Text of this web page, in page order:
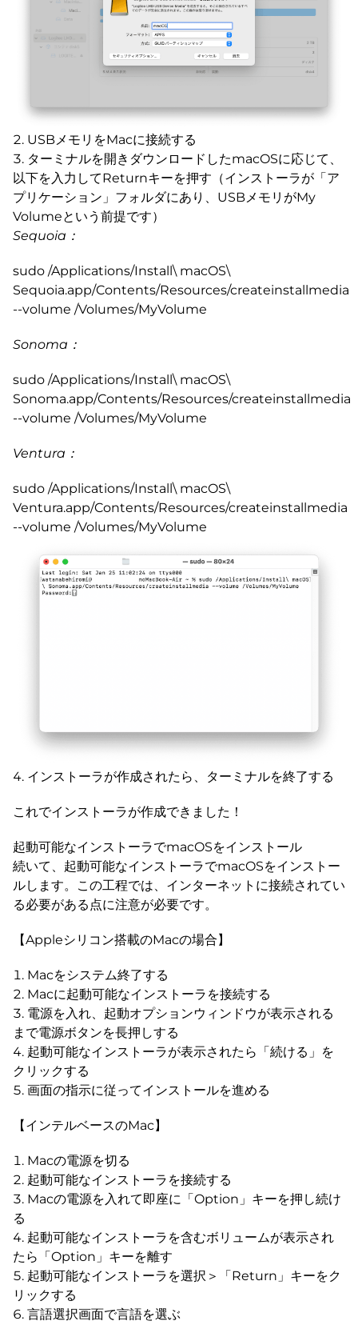
USBメモリをMacに接続する
ターミナルを開きダウンロードしたmacOSに応じて、
以下を入力してReturnキーを押す（インストーラが「ア
プリケーション」フォルダにあり、USBメモリがMy
Volumeという前提です）
Sequoia：
sudo /Applications/Install\ macOS\
Sequoia.app/Contents/Resources/createinstallmedia
--volume /Volumes/MyVolume
Sonoma：
sudo /Applications/Install\ macOS\
Sonoma.app/Contents/Resources/createinstallmedia
--volume /Volumes/MyVolume
Ventura：
sudo /Applications/Install\ macOS\
Ventura.app/Contents/Resources/createinstallmedia
--volume /Volumes/MyVolume
インストーラが作成されたら、ターミナルを終了する
これでインストーラが作成できました！
起動可能なインストーラでmacOSをインストール
続いて、起動可能なインストーラでmacOSをインストー
ルします。この工程では、インターネットに接続されてい
る必要がある点に注意が必要です。
【Appleシリコン搭載のMacの場合】
Macをシステム終了する
Macに起動可能なインストーラを接続する
電源を入れ、起動オプションウィンドウが表示される
まで電源ボタンを長押しする
起動可能なインストーラが表示されたら「続ける」を
クリックする
画面の指示に従ってインストールを進める
【インテルベースのMac】
Macの電源を切る
起動可能なインストーラを接続する
Macの電源を入れて即座に「Option」キーを押し続け
る
起動可能なインストーラを含むボリュームが表示され
たら「Option」キーを離す
起動可能なインストーラを選択＞「Return」キーをク
リックする
言語選択画面で言語を選ぶ